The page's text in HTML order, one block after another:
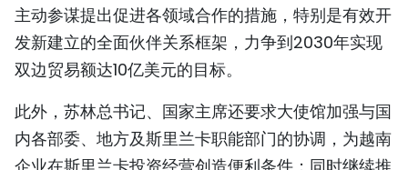
主动参谋提出促进各领域合作的措施，特别是有效开
发新建立的全面伙伴关系框架，力争到2030年实现
双边贸易额达10亿美元的目标。
此外，苏林总书记、国家主席还要求大使馆加强与国
内各部委、地方及斯里兰卡职能部门的协调，为越南